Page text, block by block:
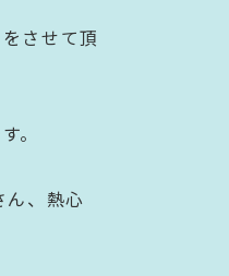
させて頂
。
ん、熱心